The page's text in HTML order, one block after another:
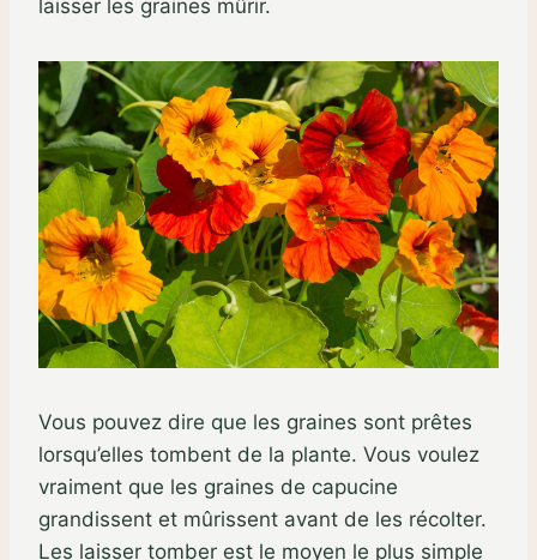
laisser les graines mûrir.
Vous pouvez dire que les graines sont prêtes
lorsqu’elles tombent de la plante. Vous voulez
vraiment que les graines de capucine
grandissent et mûrissent avant de les récolter.
Les laisser tomber est le moyen le plus simple